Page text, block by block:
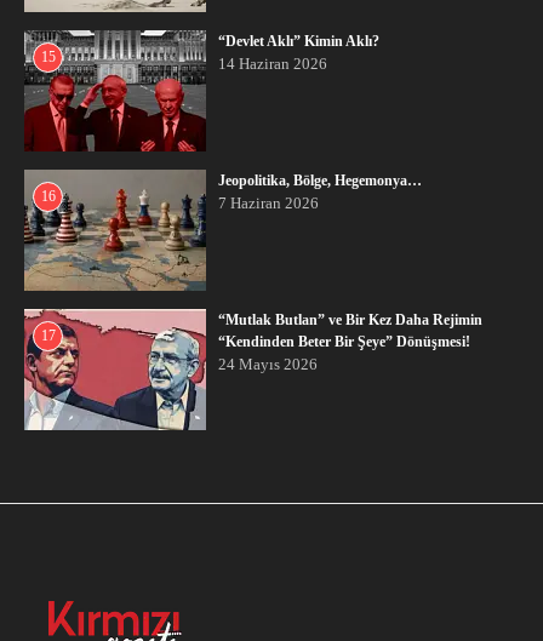
15
“Devlet Aklı” Kimin Aklı?
14 Haziran 2026
16
Jeopolitika, Bölge, Hegemonya…
7 Haziran 2026
17
“Mutlak Butlan” ve Bir Kez Daha Rejimin
“Kendinden Beter Bir Şeye” Dönüşmesi!
24 Mayıs 2026